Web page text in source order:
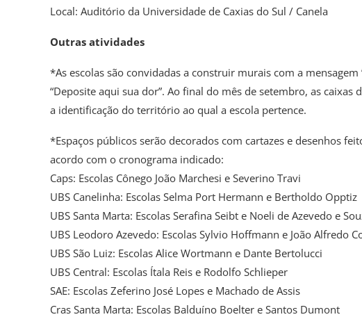
Local: Auditório da Universidade de Caxias do Sul / Canela
Outras atividades
*As escolas são convidadas a construir murais com a
“Deposite aqui sua dor”. Ao final do mês de setembro, as
a identificação do território ao qual a escola pertence.
*Espaços públicos serão decorados com cartazes e desenhos
acordo com o cronograma indicado:
Caps: Escolas Cônego João Marchesi e Severino Travi
UBS Canelinha: Escolas Selma Port Hermann e Bertholdo Opptiz
UBS Santa Marta: Escolas Serafina Seibt e Noeli de Azevedo e
UBS Leodoro Azevedo: Escolas Sylvio Hoffmann e João Alfredo
UBS São Luiz: Escolas Alice Wortmann e Dante Bertolucci
UBS Central: Escolas Ítala Reis e Rodolfo Schlieper
SAE: Escolas Zeferino José Lopes e Machado de Assis
Cras Santa Marta: Escolas Balduíno Boelter e Santos Dumont